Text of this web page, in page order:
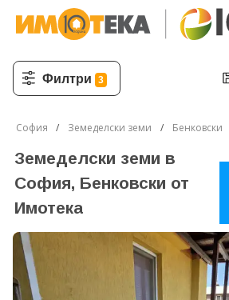
Филтри 3
София Земеделски земи Бенковски
Земеделски земи в
София, Бенковски от
Имотека